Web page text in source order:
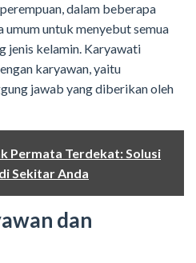
dalam beberapa
umum untuk menyebut semua
jenis kelamin. Karyawati
karyawan, yaitu
jawab yang diberikan oleh
Permata Terdekat: Solusi
Sekitar Anda
dan